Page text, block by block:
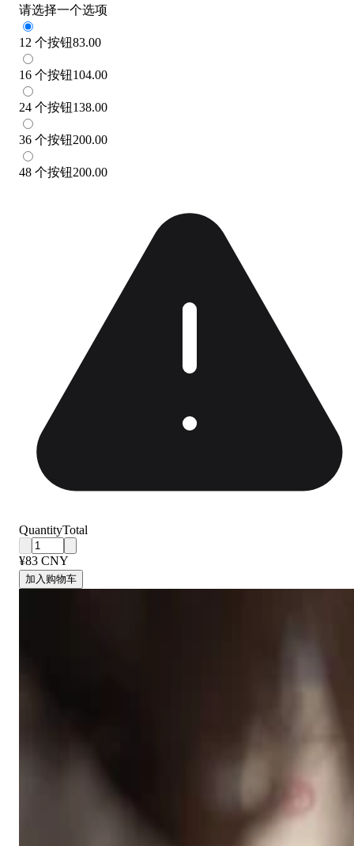
请选择一个选项
12 个按钮83.00
16 个按钮104.00
24 个按钮138.00
36 个按钮200.00
48 个按钮200.00
QuantityTotal
¥83 CNY
加入购物车